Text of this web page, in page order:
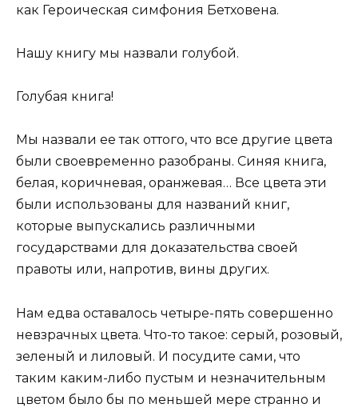
как Героическая симфония Бетховена.
Нашу книгу мы назвали голубой.
Голубая книга!
Мы назвали ее так оттого, что все другие цвета
были своевременно разобраны. Синяя книга,
белая, коричневая, оранжевая… Все цвета эти
были использованы для названий книг,
которые выпускались различными
государствами для доказательства своей
правоты или, напротив, вины других.
Нам едва оставалось четыре-пять совершенно
невзрачных цвета. Что-то такое: серый, розовый,
зеленый и лиловый. И посудите сами, что
таким каким-либо пустым и незначительным
цветом было бы по меньшей мере странно и